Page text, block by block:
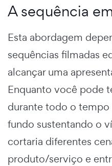
A sequência
Esta abordagem
sequências filmadas
alcançar uma
Enquanto você pode
durante todo o tempo
fundo sustentando o
cortaria diferentes
produto/serviço e